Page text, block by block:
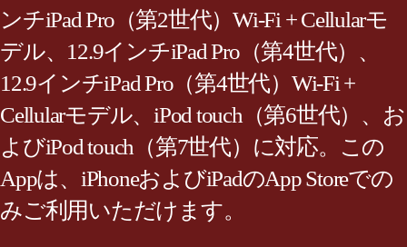
ンチiPad Pro（第2世代）Wi‑Fi + Cellularモ
デル、12.9インチiPad Pro（第4世代）、
12.9インチiPad Pro（第4世代）Wi‑Fi +
Cellularモデル、iPod touch（第6世代）、お
よびiPod touch（第7世代）に対応。この
Appは、iPhoneおよびiPadのApp Storeでの
みご利用いただけます。